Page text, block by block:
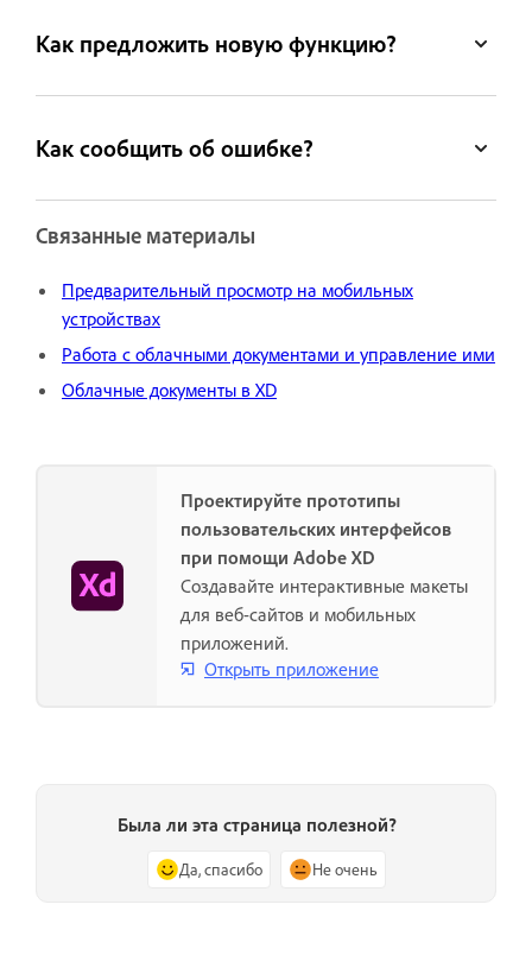
Как предложить новую функцию?
Как сообщить об ошибке?
Связанные материалы
Предварительный просмотр на мобильных
устройствах
Работа с облачными документами и управление ими
Облачные документы в XD
Проектируйте прототипы
пользовательских интерфейсов
при помощи Adobe XD
Создавайте интерактивные макеты
для веб-сайтов и мобильных
приложений.
Открыть приложение
Была ли эта страница полезной?
Да, спасибо Не очень